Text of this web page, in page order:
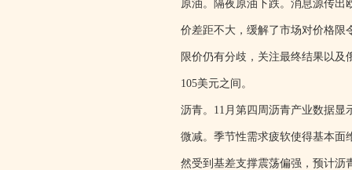
原油。隔夜原油下跌。消息源传出
价差距不大，缓解了市场对价格限
限价仍有分歧，关注最终结果以
105美元之间。
沥青。11月第四周沥青产业数据
微减。季节性需求疲软使得基本面
然受到基差支撑震荡偏强，预计沥